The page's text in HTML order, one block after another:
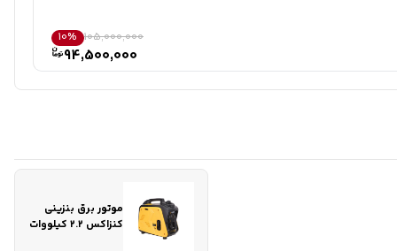
105,000,000
10%
94,500,000
موتور برق بنزینی
کنزاکس ۲.۲ کیلووات